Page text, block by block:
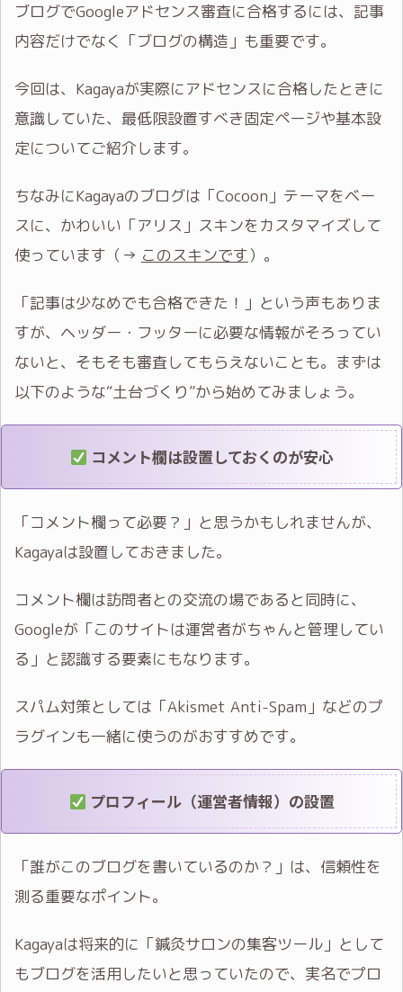
ブログでGoogleアドセンス審査に合格するには、記事
内容だけでなく「ブログの構造」も重要です。
今回は、Kagayaが実際にアドセンスに合格したときに
意識していた、最低限設置すべき固定ページや基本設
定についてご紹介します。
ちなみにKagayaのブログは「Cocoon」テーマをベー
スに、かわいい「アリス」スキンをカスタマイズして
使っています（→ このスキンです）。
「記事は少なめでも合格できた！」という声もありま
すが、ヘッダー・フッターに必要な情報がそろってい
ないと、そもそも審査してもらえないことも。まずは
以下のような“土台づくり”から始めてみましょう。
コメント欄は設置しておくのが安心
「コメント欄って必要？」と思うかもしれませんが、
Kagayaは設置しておきました。
コメント欄は訪問者との交流の場であると同時に、
Googleが「このサイトは運営者がちゃんと管理してい
る」と認識する要素にもなります。
スパム対策としては「Akismet Anti-Spam」などのプ
ラグインも一緒に使うのがおすすめです。
プロフィール（運営者情報）の設置
「誰がこのブログを書いているのか？」は、信頼性を
測る重要なポイント。
Kagayaは将来的に「鍼灸サロンの集客ツール」として
もブログを活用したいと思っていたので、実名でプロ